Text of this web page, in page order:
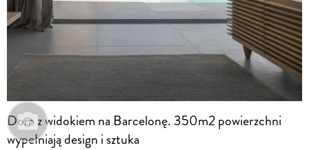
Dom z widokiem na Barcelonę. 350m2 powierzchni
wypełniają design i sztuka